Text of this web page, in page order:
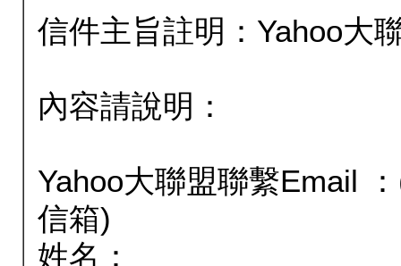
信件主旨註明：Yahoo大
內容請說明：
Yahoo大聯盟聯繫Email
信箱)
姓名：